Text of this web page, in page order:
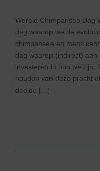
Wereld Chimpansee Dag
dag waarop we de
chimpansee en mens
dag waarop (indirect)
investeren in hun welzijn,
houden van deze pracht
deelde […]